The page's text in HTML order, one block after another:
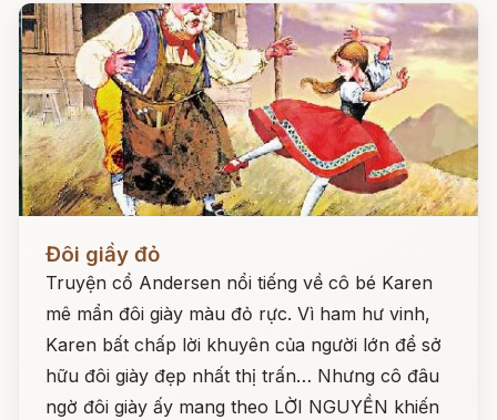
Đôi giầy đỏ
Truyện cổ Andersen nổi tiếng về cô bé Karen
mê mẩn đôi giày màu đỏ rực. Vì ham hư vinh,
Karen bất chấp lời khuyên của người lớn để sở
hữu đôi giày đẹp nhất thị trấn… Nhưng cô đâu
ngờ đôi giày ấy mang theo LỜI NGUYỀN khiến